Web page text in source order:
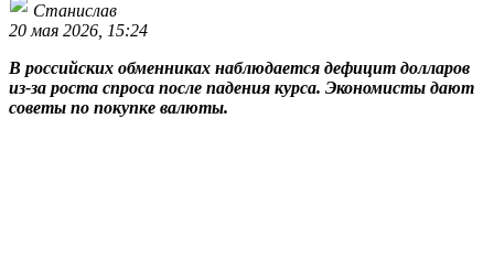
Станислав
20 мая 2026, 15:24
В российских обменниках наблюдается дефицит долларов
из-за роста спроса после падения курса. Экономисты дают
советы по покупке валюты.